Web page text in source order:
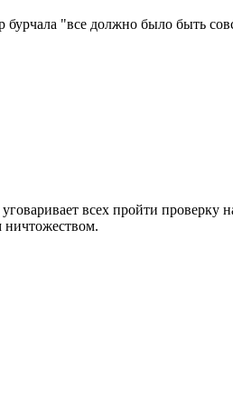
бурчала "все должно было быть
всех пройти
ничтожеством.